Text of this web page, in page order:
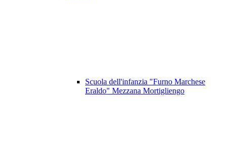
Scuola dell'infanzia "Furno Marchese
Eraldo" Mezzana Mortigliengo